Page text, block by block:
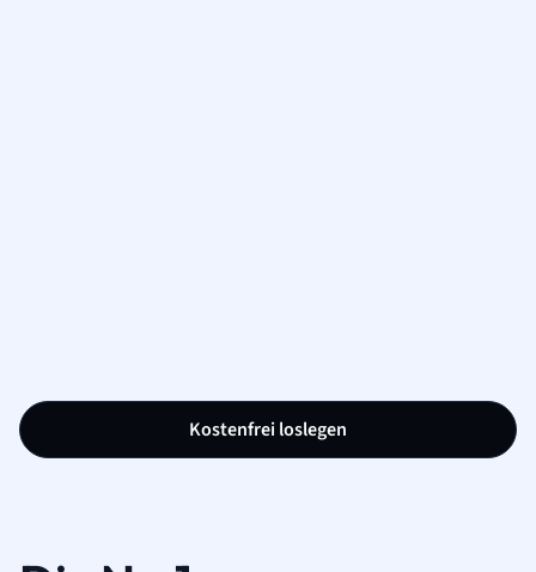
Kostenfrei loslegen